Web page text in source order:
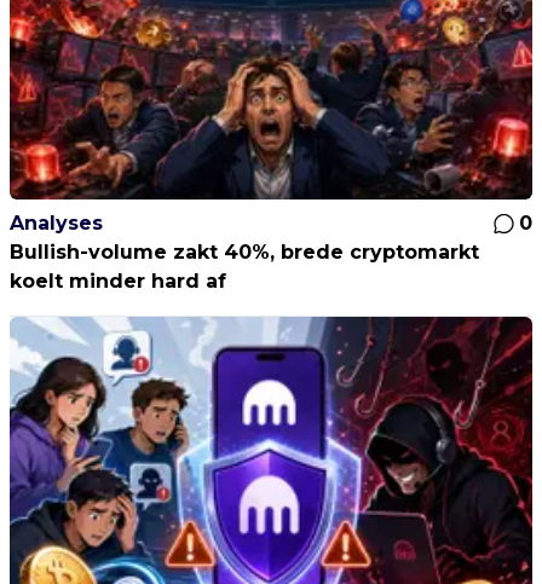
Analyses
0
Bullish-volume zakt 40%, brede cryptomarkt
koelt minder hard af